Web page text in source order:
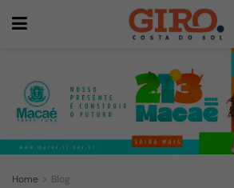
Home Blog